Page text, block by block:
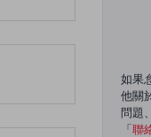
如果
他關
問題
「 聯